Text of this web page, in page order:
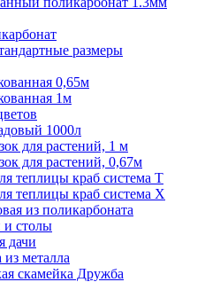
размеры
0,65м
1м
1000л
для растений, 1 м
для растений, 0,67м
теплицы краб система Т
теплицы краб система Х
из поликарбоната
и столы
дачи
из металла
скамейка Дружба